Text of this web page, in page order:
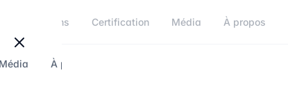
Formations Certification Média À propos
Média À propos